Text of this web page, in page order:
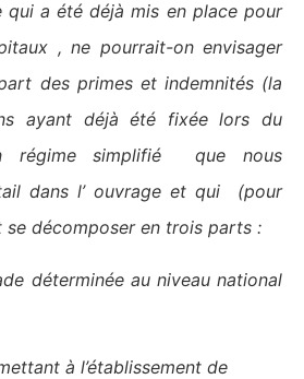
qui a été déjà mis en place pour
, ne pourrait-on envisager
des primes et indemnités (la
ayant déjà été fixée lors du
régime simplifié que nous
dans l’ ouvrage et qui (pour
décomposer en trois parts :
déterminée au niveau national
à l’établissement de